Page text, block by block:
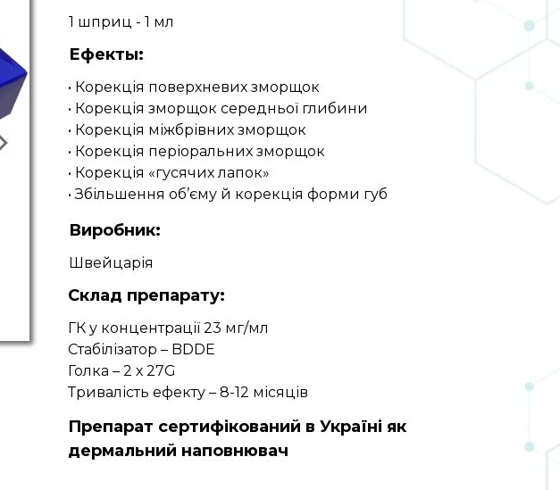
ГК у концентрації 23 мг/мл
Стабілізатор – BDDE
Голка – 2 х 27G
Тривалість ефекту – 8-12 місяців
Швейцарія
Склад препарату:
Ефекты:
1 шприц - 1 мл
Виробник:
• Корекція поверхневих зморщок
• Корекція зморщок середньої глибини
• Корекція міжбрівних зморщок
• Корекція періоральних зморщок
• Корекція «гусячих лапок»
• Збільшення об’єму й корекція форми губ
Препарат сертифікований в Україні як
дермальний наповнювач